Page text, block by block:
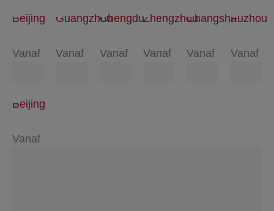
Beijing
Vanaf
Guangzhou
Vanaf
Chengdu
Vanaf
Zhengzhou
Vanaf
Changsha
Vanaf
Fuzhou
Vanaf
Beijing
Vanaf